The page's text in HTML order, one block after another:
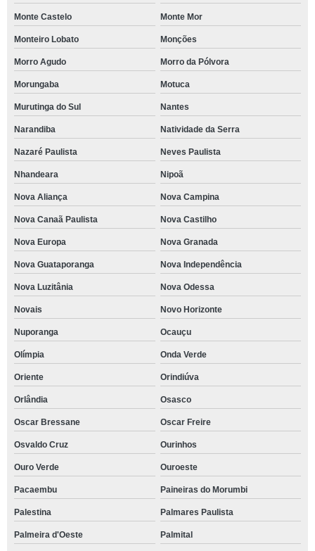
Monte Castelo Monte Mor
Monteiro Lobato Monções
Morro Agudo Morro da Pólvora
Morungaba Motuca
Murutinga do Sul Nantes
Narandiba Natividade da Serra
Nazaré Paulista Neves Paulista
Nhandeara Nipoã
Nova Aliança Nova Campina
Nova Canaã Paulista Nova Castilho
Nova Europa Nova Granada
Nova Guataporanga Nova Independência
Nova Luzitânia Nova Odessa
Novais Novo Horizonte
Nuporanga Ocauçu
Olímpia Onda Verde
Oriente Orindiúva
Orlândia Osasco
Oscar Bressane Oscar Freire
Osvaldo Cruz Ourinhos
Ouro Verde Ouroeste
Pacaembu Paineiras do Morumbi
Palestina Palmares Paulista
Palmeira d'Oeste Palmital